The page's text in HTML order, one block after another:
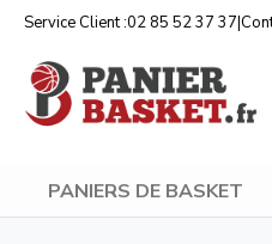
Service Client :02 85 52 37 37|
PANIERS DE BASKET